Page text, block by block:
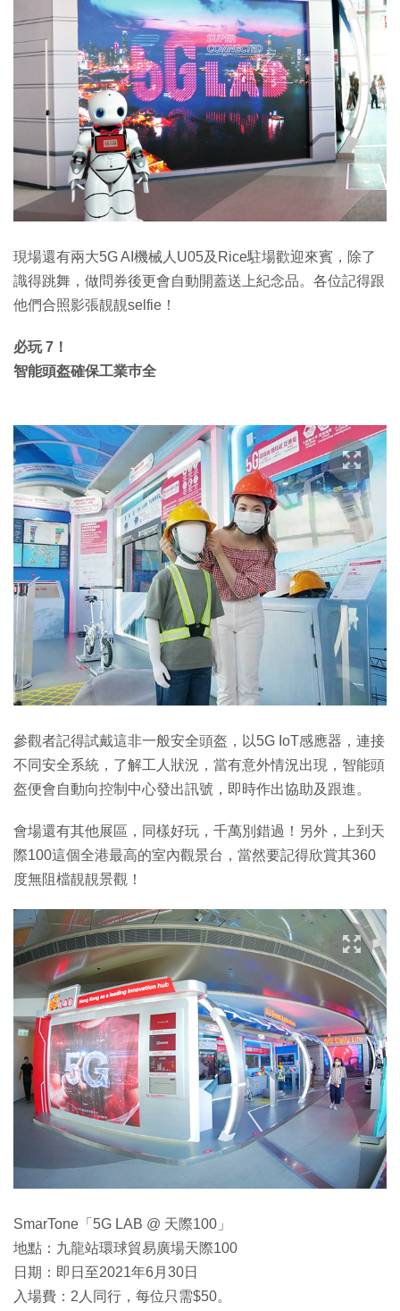
現場還有兩大5G AI機械人U05及Rice駐場歡迎來賓，除了
識得跳舞，做問券後更會自動開蓋送上紀念品。各位記得跟
他們合照影張靚靚selfie！
必玩 7！
智能頭盔確保工業巿全
參觀者記得試戴這非一般安全頭盔，以5G IoT感應器，連接
不同安全系統，了解工人狀況，當有意外情況出現，智能頭
盔便會自動向控制中心發出訊號，即時作出協助及跟進。
會場還有其他展區，同樣好玩，千萬別錯過！另外，上到天
際100這個全港最高的室內觀景台，當然要記得欣賞其360
度無阻檔靚靚景觀！
SmarTone「5G LAB @ 天際100」
地點：九龍站環球貿易廣場天際100
日期：即日至2021年6月30日
入場費：2人同行，每位只需$50。